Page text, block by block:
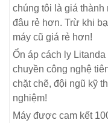
chúng tôi là giá
đâu rẻ hơn. Trừ khi
máy cũ giá rẻ hơn!
Ổn áp cách ly
chuyền công nghệ
chặt chẽ, đội ngũ kỹ
nghiệm!
Máy được cam kết